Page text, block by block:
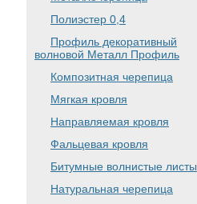
Полиэстер 0,4
Профиль декоративный
волновой Металл Профиль
Композитная черепица
Мягкая кровля
Направляемая кровля
Фальцевая кровля
Битумные волнистые листы
Натуральная черепица